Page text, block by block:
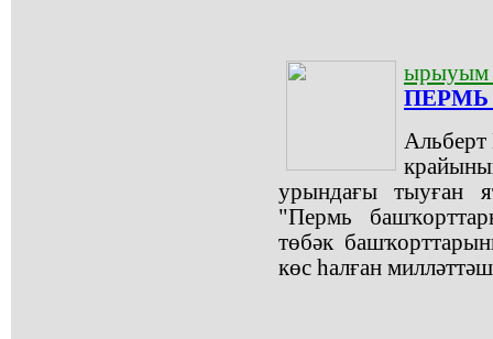
ырыуым
урындағы тыуған
"Пермь
төбәк
көс һалған